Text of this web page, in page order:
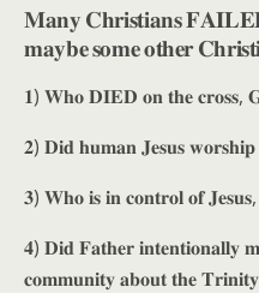
𝐌𝐚𝐧𝐲 𝐂𝐡𝐫𝐢𝐬𝐭𝐢𝐚𝐧𝐬 𝐅𝐀𝐈𝐋𝐄𝐃
𝐦𝐚𝐲𝐛𝐞 𝐬𝐨𝐦𝐞 𝐨𝐭𝐡𝐞𝐫
𝟏) 𝐖𝐡𝐨 𝐃𝐈𝐄𝐃 𝐨𝐧 𝐭𝐡𝐞 𝐜𝐫𝐨𝐬𝐬,
𝟐) 𝐃𝐢𝐝 𝐡𝐮𝐦𝐚𝐧 𝐉𝐞𝐬𝐮𝐬 𝐰𝐨𝐫𝐬𝐡𝐢𝐩
𝟑) 𝐖𝐡𝐨 𝐢𝐬 𝐢𝐧 𝐜𝐨𝐧𝐭𝐫𝐨𝐥 𝐨𝐟
𝟒) 𝐃𝐢𝐝 𝐅𝐚𝐭𝐡𝐞𝐫
𝐜𝐨𝐦𝐦𝐮𝐧𝐢𝐭𝐲 𝐚𝐛𝐨𝐮𝐭 𝐭𝐡𝐞